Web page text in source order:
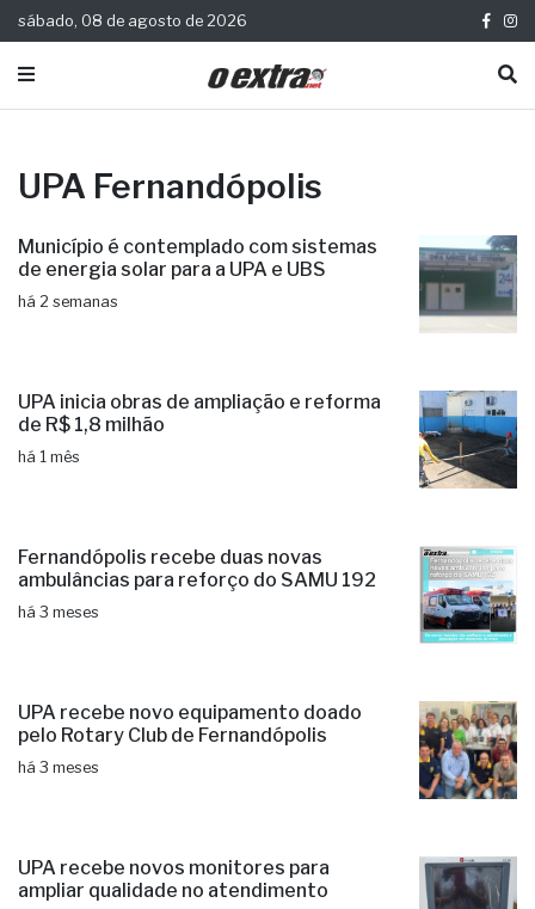
sábado, 08 de agosto de 2026
UPA Fernandópolis
Município é contemplado com sistemas
de energia solar para a UPA e UBS
há 2 semanas
UPA inicia obras de ampliação e reforma
de R$ 1,8 milhão
há 1 mês
Fernandópolis recebe duas novas
ambulâncias para reforço do SAMU 192
há 3 meses
UPA recebe novo equipamento doado
pelo Rotary Club de Fernandópolis
há 3 meses
UPA recebe novos monitores para
ampliar qualidade no atendimento